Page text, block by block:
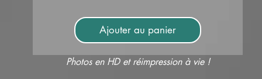
Ajouter au panier
Photos en HD et réimpression à vie !